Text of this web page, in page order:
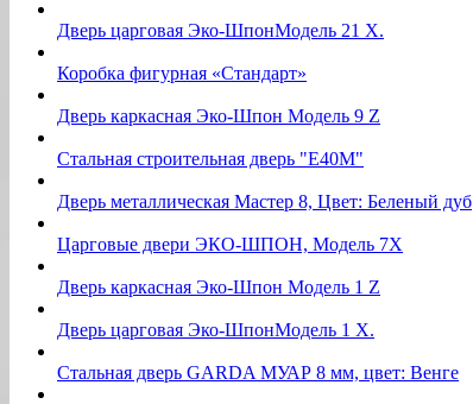
Дверь царговая Эко-ШпонМодель 21 Х.
Коробка фигурная «Стандарт»
Дверь каркасная Эко-Шпон Модель 9 Z
Стальная строительная дверь "Е40М"
Дверь металлическая Мастер 8, Цвет: Беленый дуб
Царговые двери ЭКО-ШПОН, Модель 7Х
Дверь каркасная Эко-Шпон Модель 1 Z
Дверь царговая Эко-ШпонМодель 1 Х.
Стальная дверь GARDA МУАР 8 мм, цвет: Венге